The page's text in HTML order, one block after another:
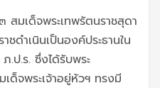
มเด็จพระเทพรัตนราชสุดา
ชดำเนินเป็นองค์ประธานใน
ป.ร. ซึ่งได้รับพระ
ด็จพระเจ้าอยู่หัวฯ ทรงมี